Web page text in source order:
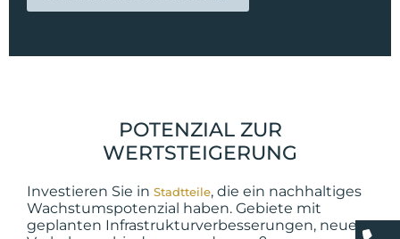
POTENZIAL ZUR
WERTSTEIGERUNG
Investieren Sie in Stadtteile, die ein nachhaltiges
Wachstumspotenzial haben. Gebiete mit
geplanten Infrastrukturverbesserungen, neuen